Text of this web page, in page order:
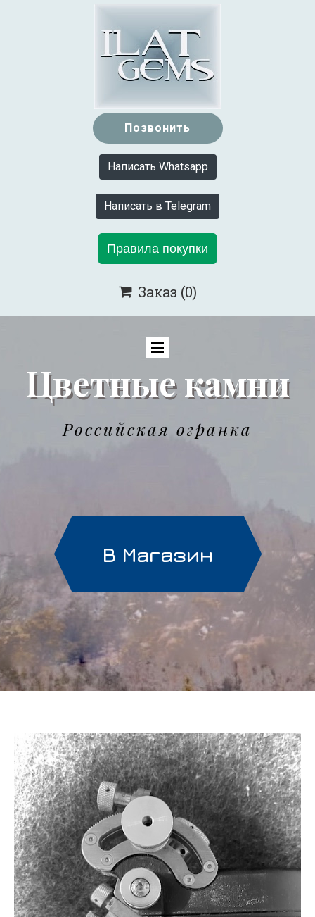
Позвонить
Написать Whatsapp
Написать в Telegram
Правила покупки
 Заказ (0)
Цветные камни
Российская огранка
В Магазин